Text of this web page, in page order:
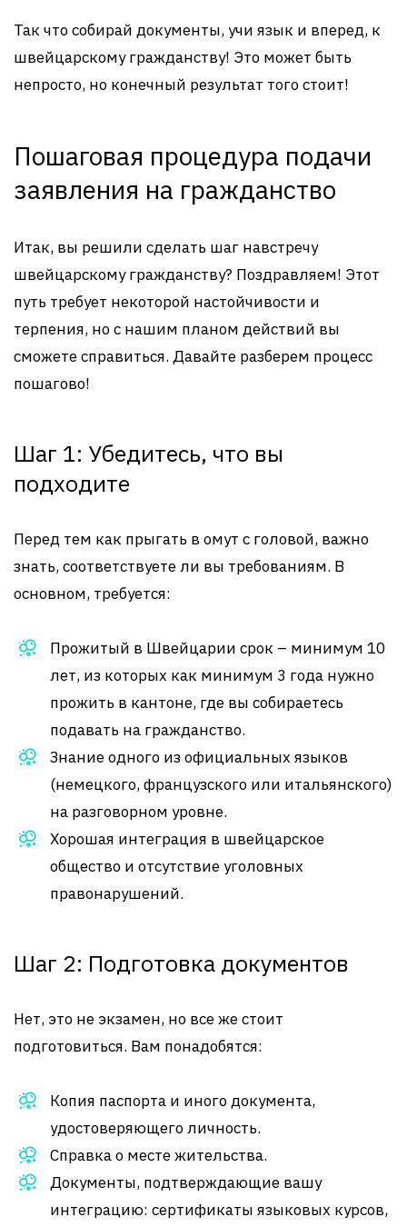
Так что собирай документы, учи язык и вперед, к
швейцарскому гражданству! Это может быть
непросто, но конечный результат того стоит!
Пошаговая процедура подачи
заявления на гражданство
Итак, вы решили сделать шаг навстречу
швейцарскому гражданству? Поздравляем! Этот
путь требует некоторой настойчивости и
терпения, но с нашим планом действий вы
сможете справиться. Давайте разберем процесс
пошагово!
Шаг 1: Убедитесь, что вы
подходите
Перед тем как прыгать в омут с головой, важно
знать, соответствуете ли вы требованиям. В
основном, требуется:
Прожитый в Швейцарии срок – минимум 10
лет, из которых как минимум 3 года нужно
прожить в кантоне, где вы собираетесь
подавать на гражданство.
Знание одного из официальных языков
(немецкого, французского или итальянского)
на разговорном уровне.
Хорошая интеграция в швейцарское
общество и отсутствие уголовных
правонарушений.
Шаг 2: Подготовка документов
Нет, это не экзамен, но все же стоит
подготовиться. Вам понадобятся:
Копия паспорта и иного документа,
удостоверяющего личность.
Справка о месте жительства.
Документы, подтверждающие вашу
интеграцию: сертификаты языковых курсов,